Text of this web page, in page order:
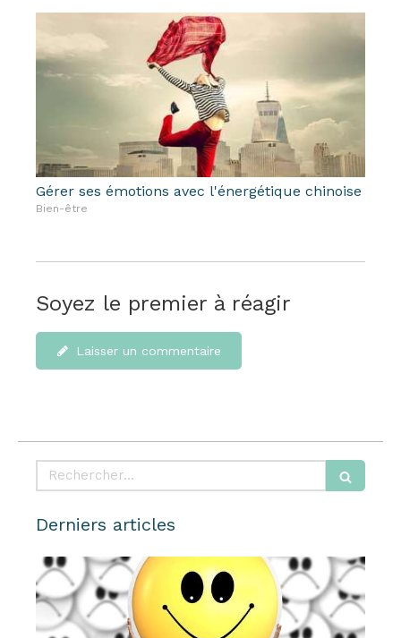
Gérer ses émotions avec l'énergétique chinoise
Bien-être
Soyez le premier à réagir
Laisser un commentaire
Rechercher
Derniers articles